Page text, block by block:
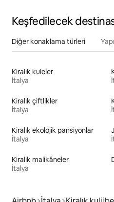
Keşfedilecek
Diğer konaklama türleri
Kiralık kuleler
İtalya
Kiralık çiftlikler
İtalya
Kiralık ekolojik pansiyonlar
İtalya
Kiralık malikâneler
İtalya